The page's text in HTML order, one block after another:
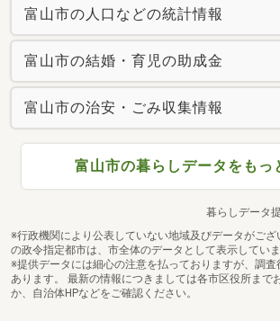
富山市の人口などの統計情報
富山市の結婚・育児の助成金
富山市の治安・ごみ収集情報
富山市の暮らしデータをもっ
暮らしデータ
※行政機関により公表していない地域及びデータがご
の政令指定都市は、市全体のデータとして表示していま
※提供データには細心の注意を払っておりますが、調
あります。 最新の情報につきましては各市区役所まで
か、自治体HPなどをご確認ください。